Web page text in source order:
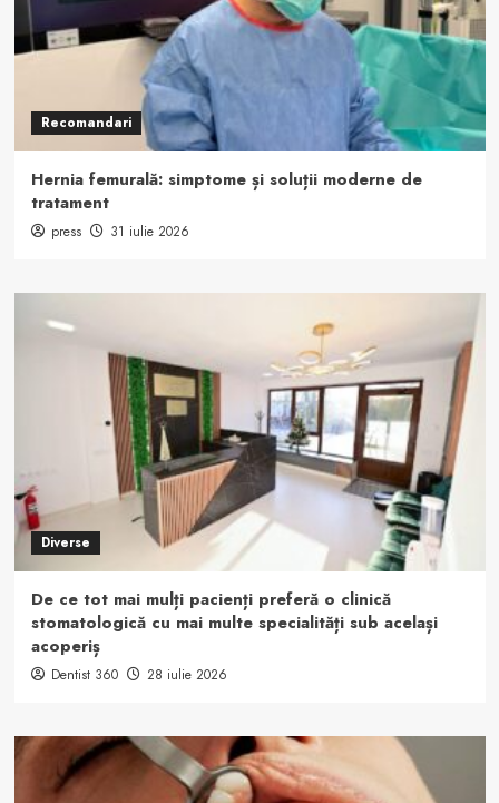
Recomandari
Hernia femurală: simptome și soluții moderne de
tratament
press 31 iulie 2026
Diverse
De ce tot mai mulți pacienți preferă o clinică
stomatologică cu mai multe specialități sub același
acoperiș
Dentist 360 28 iulie 2026